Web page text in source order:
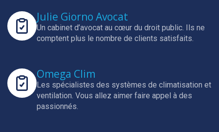
Julie Giorno Avocat
Un cabinet d’avocat au cœur du droit public. Ils ne
comptent plus le nombre de clients satisfaits.
Omega Clim
Les spécialistes des systèmes de climatisation et
ventilation. Vous allez aimer faire appel à des
passionnés.